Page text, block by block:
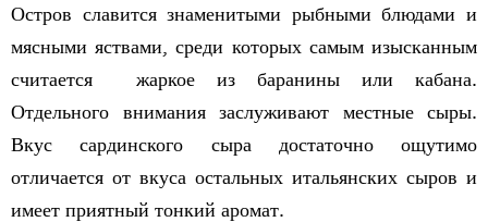
Остров славится знаменитыми рыбными блюдами и
мясными яствами, среди которых самым изысканным
считается жаркое из баранины или кабана.
Отдельного внимания заслуживают местные сыры.
Вкус сардинского сыра достаточно ощутимо
отличается от вкуса остальных итальянских сыров и
имеет приятный тонкий аромат.